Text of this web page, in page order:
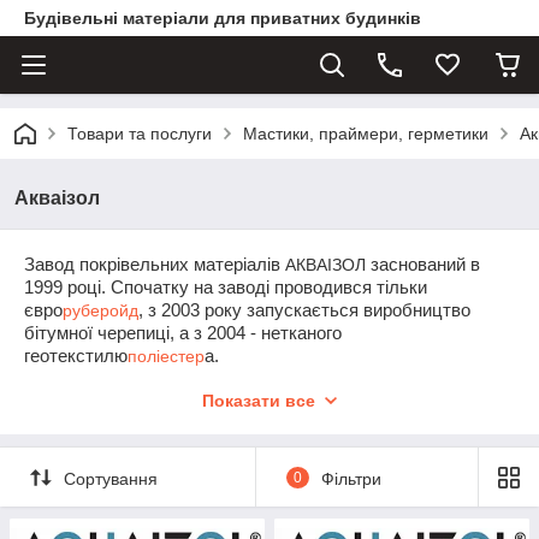
Будівельні матеріали для приватних будинків
Товари та послуги Мастики, праймери, герметики
Акваізол
Завод покрівельних матеріалів АКВАІЗОЛ заснований в
1999 році. Спочатку на заводі проводився тільки
євроруберойд, з 2003 року запускається виробництво
бітумної черепиці, а з 2004 - нетканого
геотекстилюполіестера.
сертифіковані у Державній системі сертифікації
(ГОСТ 30547-97) Матеріали покрівельні тагідроізоляційні.
Загальні технічні умови
Показати все
Сортування 0 Фільтри